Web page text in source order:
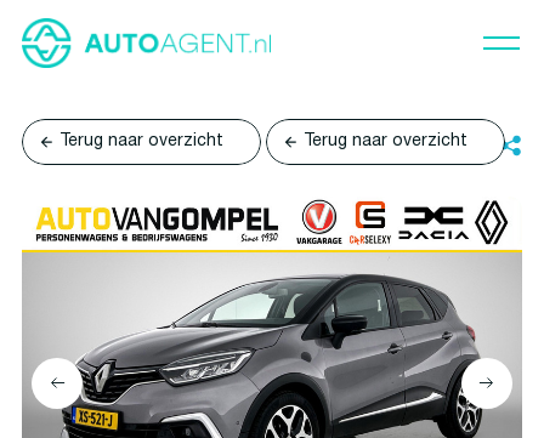
Terug naar overzicht Terug naar overzicht